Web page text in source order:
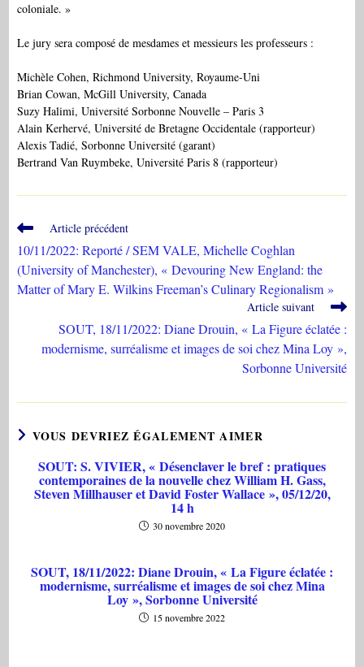
coloniale. »
Le jury sera composé de mesdames et messieurs les professeurs :
Michèle Cohen, Richmond University, Royaume-Uni
Brian Cowan, McGill University, Canada
Suzy Halimi, Université Sorbonne Nouvelle – Paris 3
Alain Kerhervé, Université de Bretagne Occidentale (rapporteur)
Alexis Tadié, Sorbonne Université (garant)
Bertrand Van Ruymbeke, Université Paris 8 (rapporteur)
Read
more
articles
Article précédent
10/11/2022: Reporté / SEM VALE, Michelle Coghlan
(University of Manchester), « Devouring New England: the
Matter of Mary E. Wilkins Freeman’s Culinary Regionalism »
Article suivant
SOUT, 18/11/2022: Diane Drouin, « La Figure éclatée :
modernisme, surréalisme et images de soi chez Mina Loy »,
Sorbonne Université
VOUS DEVRIEZ ÉGALEMENT AIMER
SOUT: S. VIVIER, « Désenclaver le bref : pratiques
contemporaines de la nouvelle chez William H. Gass,
Steven Millhauser et David Foster Wallace », 05/12/20,
14 h
30 novembre 2020
SOUT, 18/11/2022: Diane Drouin, « La Figure éclatée :
modernisme, surréalisme et images de soi chez Mina
Loy », Sorbonne Université
15 novembre 2022